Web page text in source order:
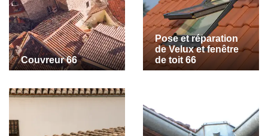
Couvreur 66
Pose et réparation
de Velux et fenêtre
de toit 66